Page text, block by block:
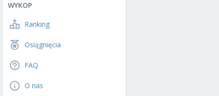
WYKOP
Ranking
Osiągnięcia
FAQ
O nas